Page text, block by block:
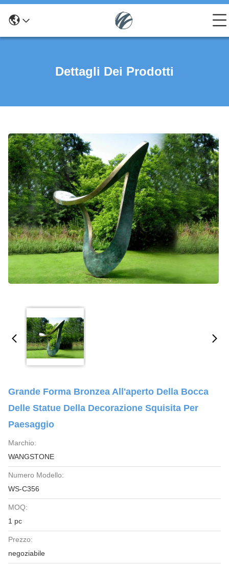
Dettagli Dei Prodotti
Grande Forma Bronzea All'aperto Della Bocca
Delle Statue Della Decorazione Squisita Per
Paesaggio
Marchio:
WANGSTONE
Numero Modello:
WS-C356
MOQ:
1 pc
Prezzo:
negoziabile